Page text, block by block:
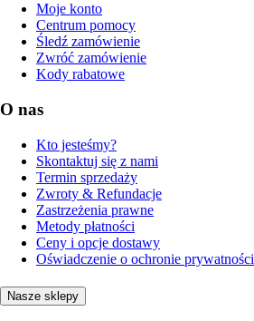
Moje konto
Centrum pomocy
Śledź zamówienie
Zwróć zamówienie
Kody rabatowe
O nas
Kto jesteśmy?
Skontaktuj się z nami
Termin sprzedaży
Zwroty & Refundacje
Zastrzeżenia prawne
Metody płatności
Ceny i opcje dostawy
Oświadczenie o ochronie prywatności
Nasze sklepy